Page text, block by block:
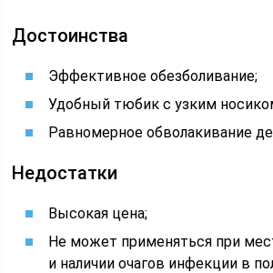
Достоинства
Эффективное обезболивание;
Удобный тюбик с узким
Равномерное обволакивание
Недостатки
Высокая цена;
Не может применяться при
и наличии очагов инфекции в